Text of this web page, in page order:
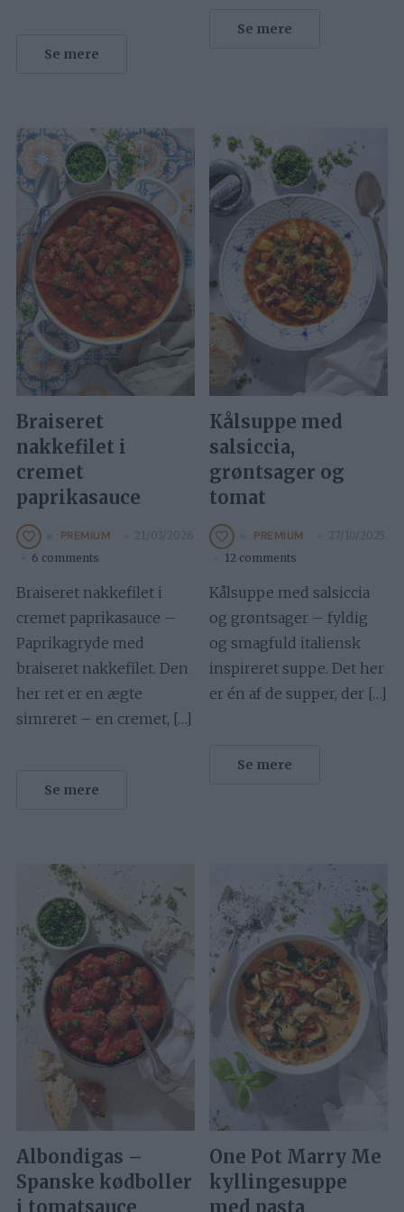
Se mere
Se mere
Braiseret
nakkefilet i
cremet
paprikasauce
PREMIUM
21/03/2026
6 comments
Braiseret nakkefilet i
cremet paprikasauce –
Paprikagryde med
braiseret nakkefilet. Den
her ret er en ægte
simreret – en cremet, […]
Se mere
Kålsuppe med
salsiccia,
grøntsager og
tomat
PREMIUM
27/10/2025
12 comments
Kålsuppe med salsiccia
og grøntsager – fyldig
og smagfuld italiensk
inspireret suppe. Det her
er én af de supper, der […]
Se mere
Albondigas –
Spanske kødboller
i tomatsauce
One Pot Marry Me
kyllingesuppe
med pasta